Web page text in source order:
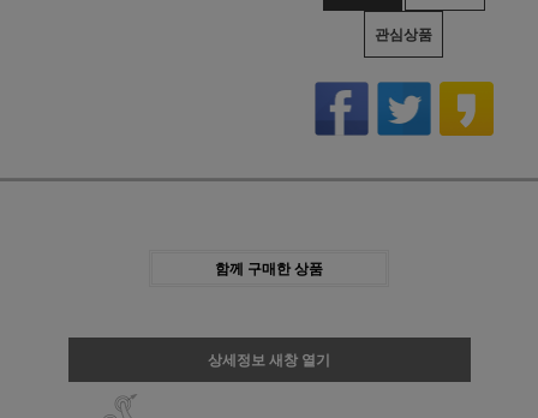
관심상품
함께 구매한 상품
상세정보 새창 열기